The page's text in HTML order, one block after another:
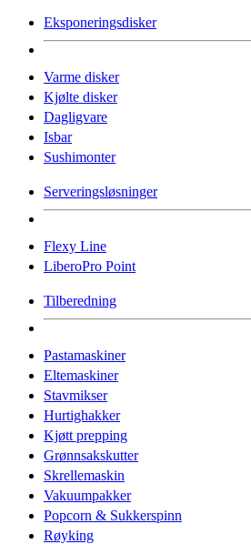
Eksponeringsdisker
Varme disker
Kjølte disker
Dagligvare
Isbar
Sushimonter
Serveringsløsninger
Flexy Line
LiberoPro Point
Tilberedning
Pastamaskiner
Eltemaskiner
Stavmikser
Hurtighakker
Kjøtt prepping
Grønnsakskutter
Skrellemaskin
Vakuumpakker
Popcorn & Sukkerspinn
Røyking